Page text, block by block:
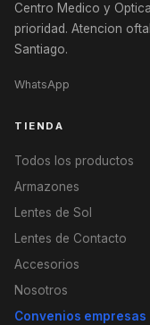
Centro Medico y
prioridad. Atencion
Santiago.
WhatsApp
TIENDA
Todos los productos
Armazones
Lentes de Sol
Lentes de Contacto
Accesorios
Nosotros
Convenios empresas